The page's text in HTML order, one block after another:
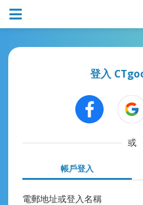
登入
或
帳戶登入
電郵地址或登入名稱